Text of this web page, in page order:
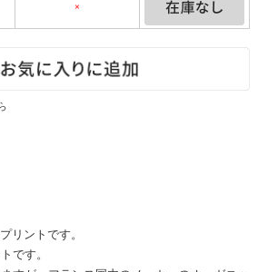
×
リントです。
です。